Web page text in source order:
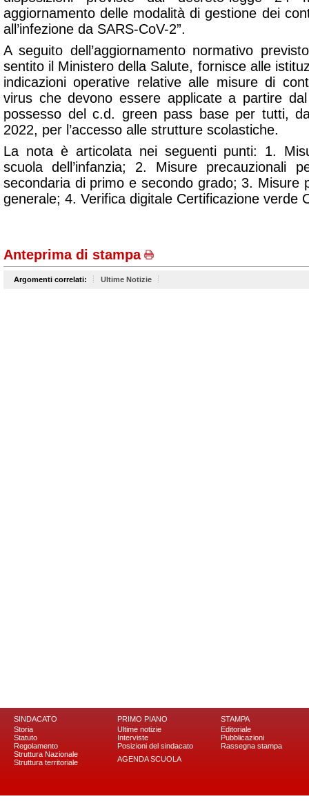
aggiornamento delle modalità di gestione dei
all’infezione da SARS-CoV-2”.
A seguito dell’aggiornamento normativo
sentito il Ministero della Salute, fornisce alle
indicazioni operative relative alle misure di
virus che devono essere applicate a partire
possesso del c.d. green pass base per tutti,
2022, per l’accesso alle strutture scolastiche.
La nota è articolata nei seguenti punti: 1.
scuola dell’infanzia; 2. Misure precauzionali
secondaria di primo e secondo grado; 3. Misure
generale; 4. Verifica digitale Certificazione verde
Anteprima di stampa
Argomenti correlati: Ultime Notizie
SINDACATO
Storia
Statuto
Regolamento
Struttura Nazionale
Struttura territoriale
PRIMO PIANO
Ultime notizie
Interviste
Posizioni del sindacato
AGENDA SCUOLA
STAMPA
Editoriale
Pubblicazioni
Rassegna stampa